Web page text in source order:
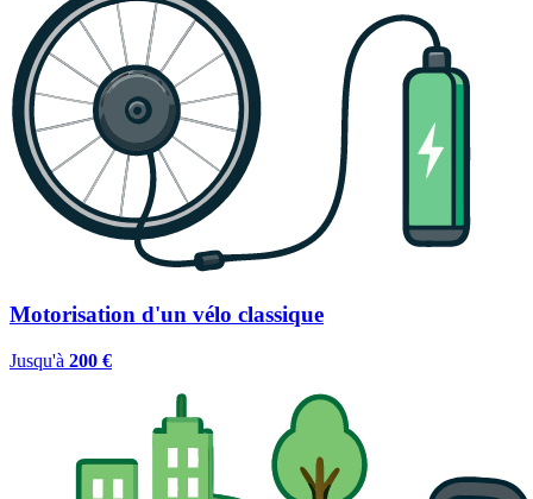
Motorisation d'un vélo classique
Jusqu'à 200 €